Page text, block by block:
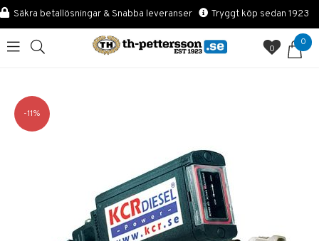
Säkra betallösningar & Snabba leveranser Tryggt köp sedan 1923
0
0
11